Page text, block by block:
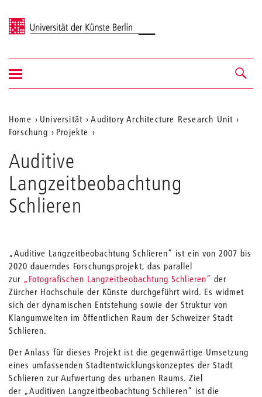
Universität der Künste Berlin
Navigation &
Suche
Navigation
ein-/ausblenden
Aktuelle
Position
auf
der
Webseite
Home Universität
Auditory Architecture Research Unit
Forschung
Projekte
Auditive
Langzeitbeobachtung
Schlieren
„Auditive Langzeitbeobachtung Schlieren” ist ein von 2007 bis
2020 dauerndes Forschungsprojekt, das parallel
zur „Fotografischen Langzeitbeobachtung Schlieren” der
Zürcher Hochschule der Künste durchgeführt wird. Es widmet
sich der dynamischen Entstehung sowie der Struktur von
Klangumwelten im öffentlichen Raum der Schweizer Stadt
Schlieren.
Der Anlass für dieses Projekt ist die gegenwärtige Umsetzung
eines umfassenden Stadtentwicklungskonzeptes der Stadt
Schlieren zur Aufwertung des urbanen Raums. Ziel
der „Auditiven Langzeitbeobachtung Schlieren” ist die